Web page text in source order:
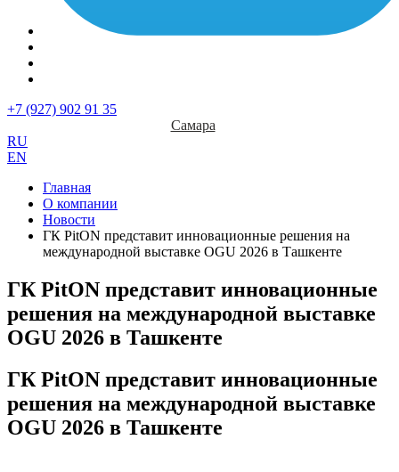
+7 (927) 902 91 35
Самара
RU
EN
Главная
О компании
Новости
ГК PitON представит инновационные решения на
международной выставке OGU 2026 в Ташкенте
ГК PitON представит инновационные
решения на международной выставке
OGU 2026 в Ташкенте
ГК PitON представит инновационные
решения на международной выставке
OGU 2026 в Ташкенте